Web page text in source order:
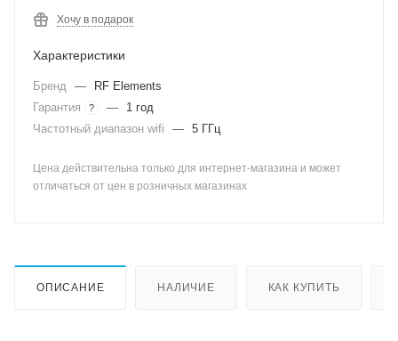
Хочу в подарок
Характеристики
Бренд —
RF Elements
Гарантия
? —
1 год
Частотный диапазон wifi
— 5 ГГц
Цена действительна только для интернет-магазина и может
отличаться от цен в розничных магазинах
ОПИСАНИЕ НАЛИЧИЕ КАК КУПИТЬ